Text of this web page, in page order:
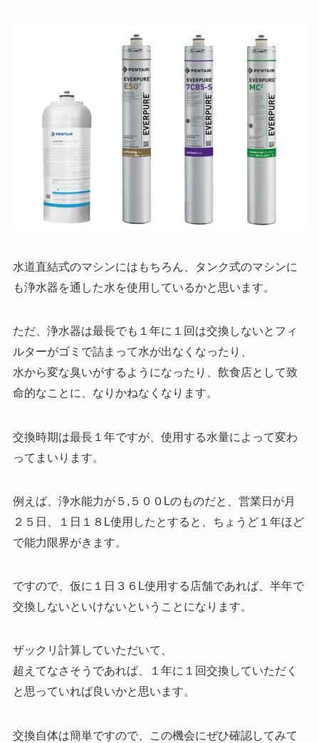
水道直結式のマシンにはもちろん、タンク式のマシンに
も浄水器を通した水を使用しているかと思います。
ただ、浄水器は最長でも１年に１回は交換しないとフィ
ルターがゴミで詰まって水が出なくなったり、
水から変な臭いがするようになったり、飲食店として致
命的なことに、なりかねなくなります。
交換時期は最長１年ですが、使用する水量によって変わ
ってまいります。
例えば、浄水能力が５,５００Lのものだと、営業日が月
２５日、１日１８L使用したとすると、ちょうど１年ほど
で能力限界がきます。
ですので、仮に１日３６L使用する店舗であれば、半年で
交換しないといけないということになります。
ザックリ計算していただいて、
超えてなさそうであれば、１年に１回交換していただく
と思っていれば良いかと思います。
交換自体は簡単ですので、この機会にぜひ確認してみて